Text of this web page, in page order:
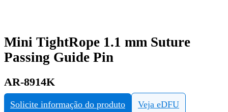
Mini TightRope 1.1 mm Suture
Passing Guide Pin
AR-8914K
Solicite informação do produto Veja eDFU